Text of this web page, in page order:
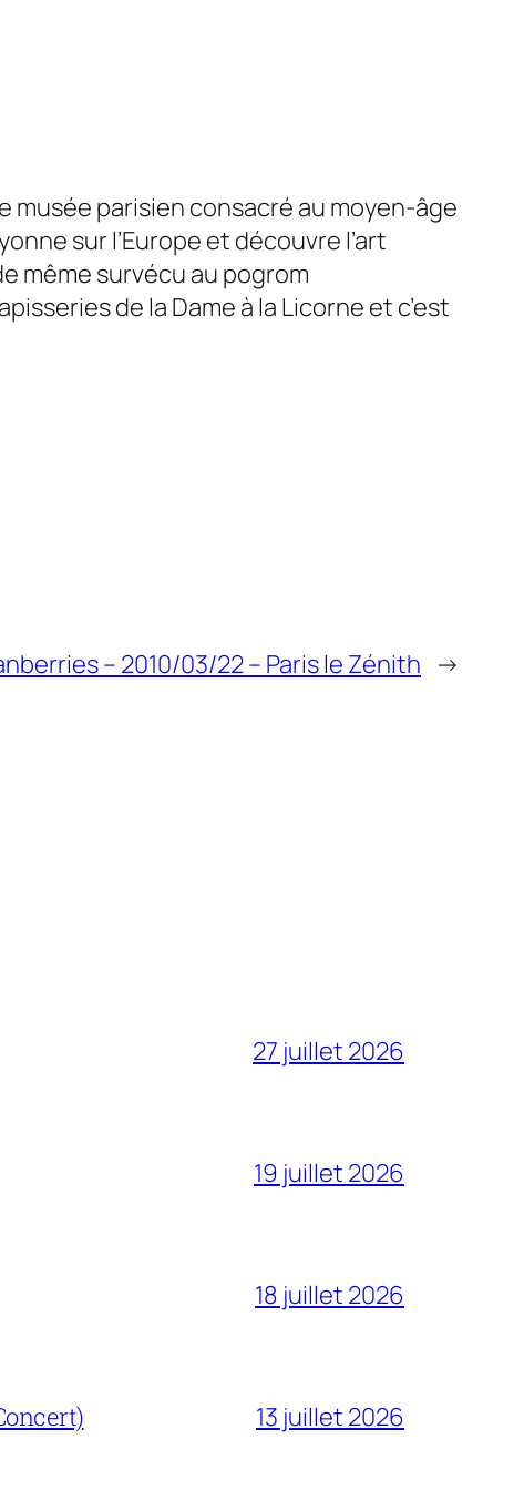
musée parisien consacré au moyen-âge
sur l’Europe et découvre l’art
même survécu au pogrom
de la Dame à la Licorne et c’est
– 2010/03/22 – Paris le Zénith →
27 juillet 2026
19 juillet 2026
18 juillet 2026
13 juillet 2026